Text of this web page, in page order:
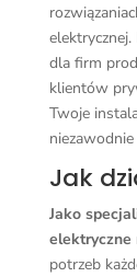
dla firm
klientów
Twoje
Jak
Jako
elektryczne
potrzeb